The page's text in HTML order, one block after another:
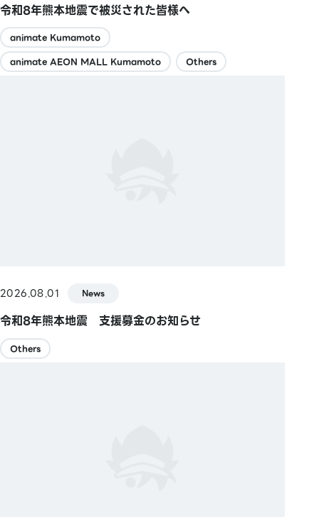
令和8年熊本地震で被災された皆様へ
animate Kumamoto
animate AEON MALL Kumamoto
Others
2026.08.01 News
令和8年熊本地震 支援募金のお知らせ
Others